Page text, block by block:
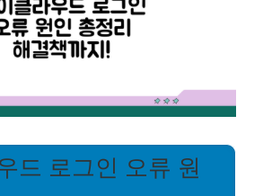
드 로그인 오류 원